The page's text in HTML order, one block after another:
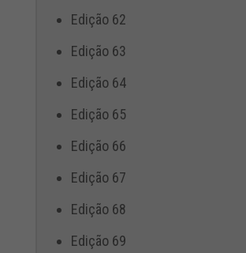
Edição 62
Edição 63
Edição 64
Edição 65
Edição 66
Edição 67
Edição 68
Edição 69